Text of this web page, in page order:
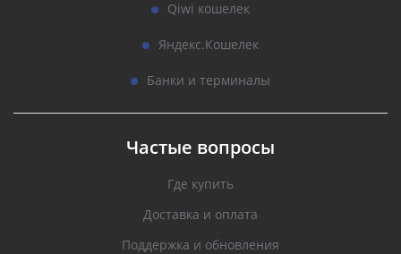
Qiwi кошелек
Яндекс.Кошелек
Банки и терминалы
Частые вопросы
Где купить
Доставка и оплата
Поддержка и обновления